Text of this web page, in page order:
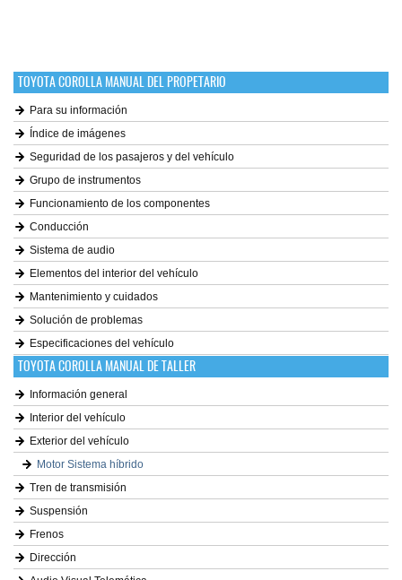
TOYOTA COROLLA MANUAL DEL PROPETARIO
Para su información
Índice de imágenes
Seguridad de los pasajeros y del vehículo
Grupo de instrumentos
Funcionamiento de los componentes
Conducción
Sistema de audio
Elementos del interior del vehículo
Mantenimiento y cuidados
Solución de problemas
Especificaciones del vehículo
TOYOTA COROLLA MANUAL DE TALLER
Información general
Interior del vehículo
Exterior del vehículo
Motor Sistema híbrido
Tren de transmisión
Suspensión
Frenos
Dirección